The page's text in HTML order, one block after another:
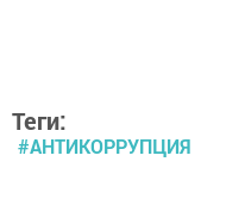
Теги:
#АНТИКОРРУПЦИЯ